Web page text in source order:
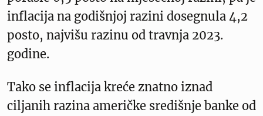
inflacija na godišnjoj razini dosegnula 4,2
posto, najvišu razinu od travnja 2023.
godine.
Tako se inflacija kreće znatno iznad
ciljanih razina američke središnje banke od